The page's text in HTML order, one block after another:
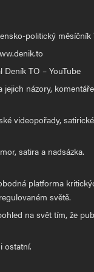
politický měsíčník
Deník TO – YouTube
názory,
videopořady,
satira a nadsázka.
platforma
světě.
na svět tím, že
ostatní.